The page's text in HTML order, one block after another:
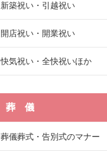
新築祝い・引越祝い
開店祝い・開業祝い
快気祝い・全快祝いほか
葬 儀
葬儀葬式・告別式のマナー